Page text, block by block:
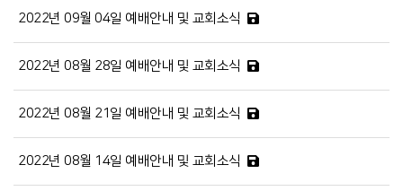
2022년 09월 04일 예배안내 및 교회소식
2022년 08월 28일 예배안내 및 교회소식
2022년 08월 21일 예배안내 및 교회소식
2022년 08월 14일 예배안내 및 교회소식